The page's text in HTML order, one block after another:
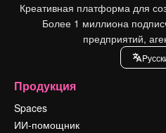
Креативная платформа для
Более 1 миллиона
предприятий,
Продукция
Spaces
ИИ-помощник